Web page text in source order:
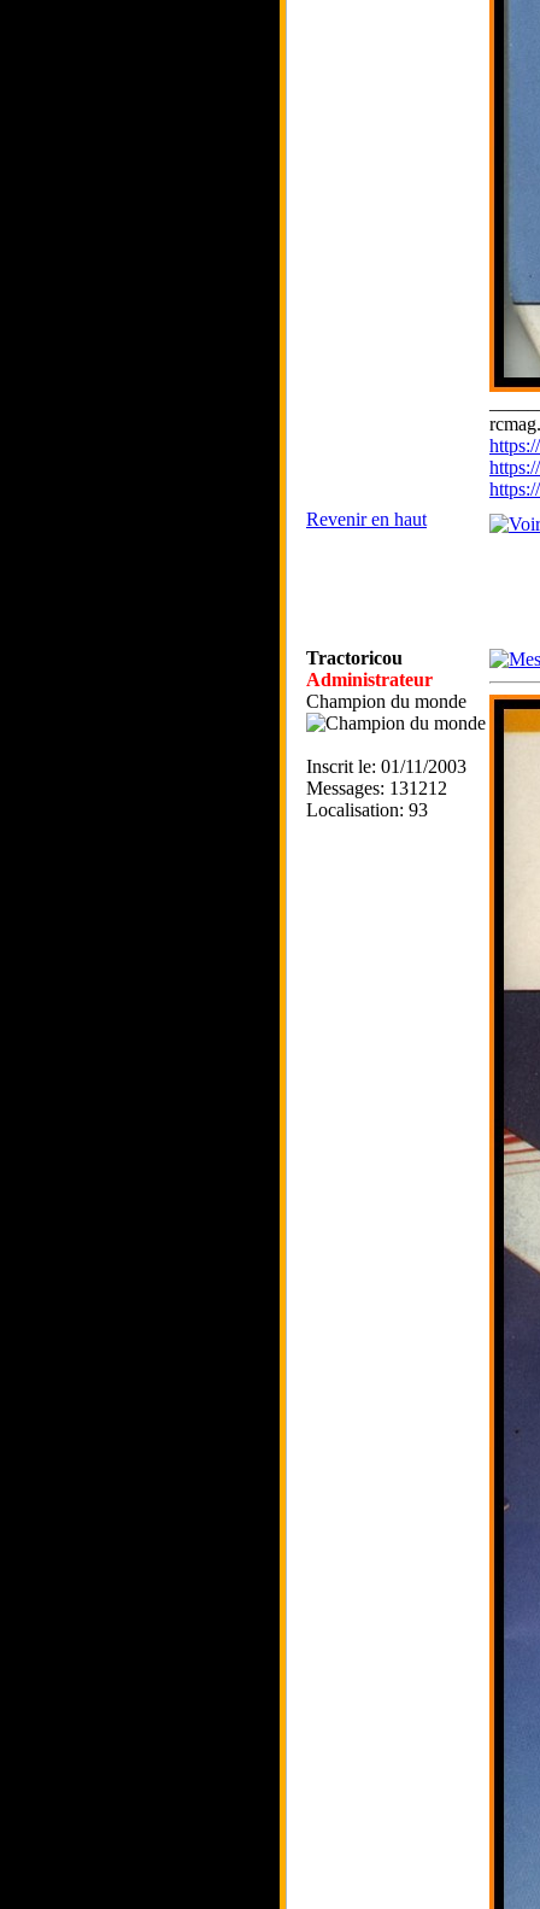
Revenir en haut
Tractoricou
Administrateur
Champion du monde
Inscrit le: 01/11/2003
Messages: 131212
Localisation: 93